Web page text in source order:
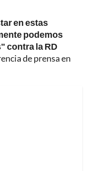
en estas
podemos
contra la RD
de prensa en